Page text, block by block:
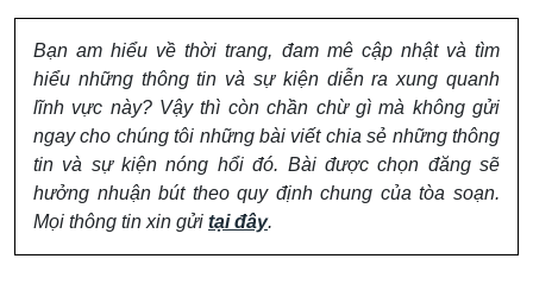
Bạn am hiểu về thời trang, đam mê cập nhật và tìm
hiểu những thông tin và sự kiện diễn ra xung quanh
lĩnh vực này? Vậy thì còn chần chừ gì mà không gửi
ngay cho chúng tôi những bài viết chia sẻ những thông
tin và sự kiện nóng hổi đó. Bài được chọn đăng sẽ
hưởng nhuận bút theo quy định chung của tòa soạn.
Mọi thông tin xin gửi tại đây.